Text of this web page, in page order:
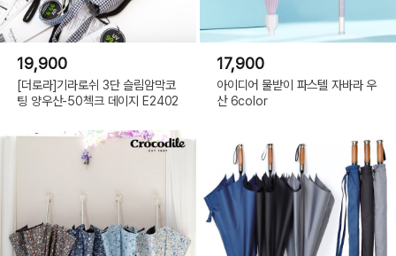
19,900
[더로라]기라로쉬 3단 슬림암막코
팅 양우산-50첵크 데이지 E2402
17,900
아이디어 물받이 파스텔 자바라 우
산 6color